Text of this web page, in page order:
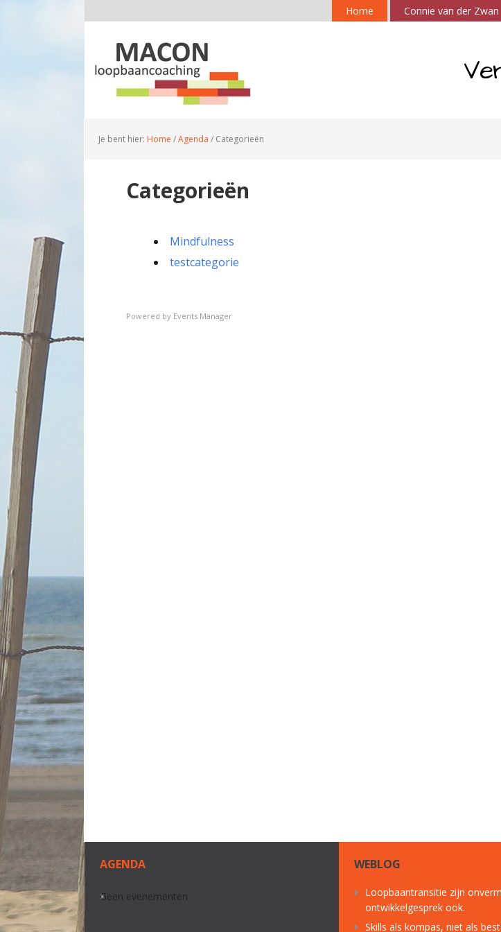
Home Connie van der Zwan
Je bent hier: Home /Agenda / Categorieën
Categorieën
Mindfulness
testcategorie
Powered by Events Manager
AGENDA
Geen evenementen
WEBLOG
Loopbaantransitie zijn
ontwikkelgesprek ook.
Skills als kompas, niet als